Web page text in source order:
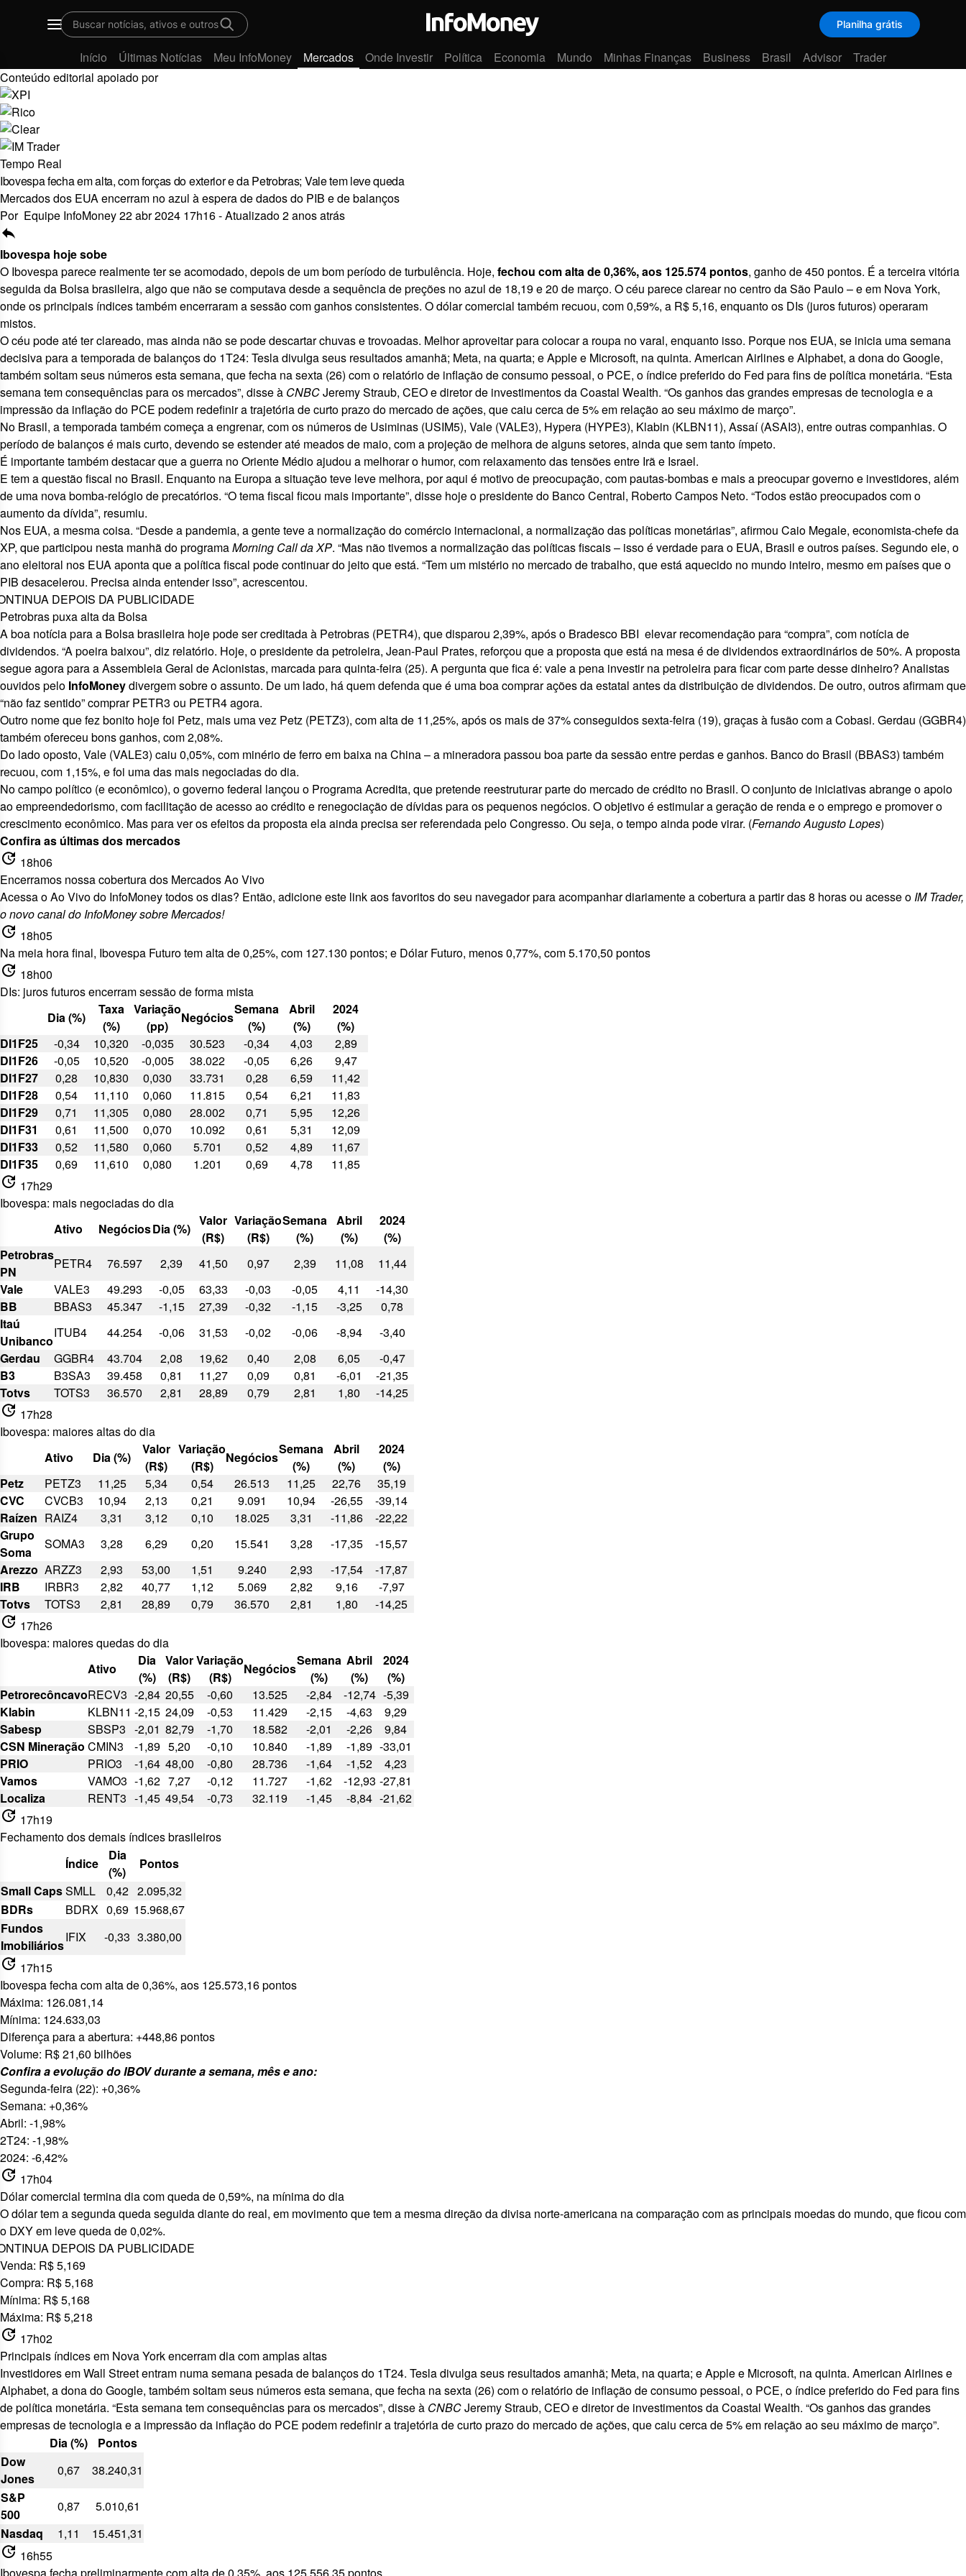
Menu
Buscar notícias, ativos e outros Planilha grátis
Início Últimas Notícias Meu InfoMoney Mercados Onde Investir Política Economia Mundo Minhas Finanças Business Brasil Advisor
Trader
Conteúdo editorial apoiado por
Tempo Real
Ibovespa fecha em alta, com forças do exterior e da Petrobras; Vale tem leve queda
Mercados dos EUA encerram no azul à espera de dados do PIB e de balanços
Por Equipe InfoMoney22 abr 2024 17h16-Atualizado 2 anos atrás
reply
Ibovespa hoje sobe
O Ibovespa parece realmente ter se acomodado, depois de um bom período de turbulência. Hoje, fechou com alta de 0,36%, aos 125.574 pontos, ganho de 450 pontos. É a terceira vitória
seguida da Bolsa brasileira, algo que não se computava desde a sequência de preções no azul de 18,19 e 20 de março. O céu parece clarear no centro da São Paulo – e em Nova York,
onde os principais índices também encerraram a sessão com ganhos consistentes. O dólar comercial também recuou, com 0,59%, a R$ 5,16, enquanto os DIs (juros futuros) operaram
mistos.
O céu pode até ter clareado, mas ainda não se pode descartar chuvas e trovoadas. Melhor aproveitar para colocar a roupa no varal, enquanto isso. Porque nos EUA, se inicia uma semana
decisiva para a temporada de balanços do 1T24: Tesla divulga seus resultados amanhã; Meta, na quarta; e Apple e Microsoft, na quinta. American Airlines e Alphabet, a dona do Google,
também soltam seus números esta semana, que fecha na sexta (26) com o relatório de inflação de consumo pessoal, o PCE, o índice preferido do Fed para fins de política monetária. “Esta
semana tem consequências para os mercados”, disse à CNBCJeremy Straub, CEO e diretor de investimentos da Coastal Wealth. “Os ganhos das grandes empresas de tecnologia e a
impressão da inflação do PCE podem redefinir a trajetória de curto prazo do mercado de ações, que caiu cerca de 5% em relação ao seu máximo de março”.
No Brasil, a temporada também começa a engrenar, com os números de Usiminas (USIM5), Vale (VALE3), Hypera (HYPE3), Klabin (KLBN11), Assaí (ASAI3), entre outras companhias. O
período de balanços é mais curto, devendo se estender até meados de maio, com a projeção de melhora de alguns setores, ainda que sem tanto ímpeto.
É importante também destacar que a guerra no Oriente Médio ajudou a melhorar o humor, com relaxamento das tensões entre Irã e Israel.
E tem a questão fiscal no Brasil. Enquanto na Europaa situação teve leve melhora, por aqui é motivo de preocupação, com pautas-bombas e mais a preocupar governo e investidores, além
de uma nova bomba-relógio de precatórios. “O tema fiscal ficou mais importante”, disse hoje o presidente do Banco Central, Roberto Campos Neto. “Todos estão preocupados com o
aumento da dívida”, resumiu.
Nos EUA, a mesma coisa. “Desde a pandemia, a gente teve a normalização do comércio internacional, a normalização das políticas monetárias”, afirmou Caio Megale, economista-chefe da
XP, que participou nesta manhã do programaMorning Call da XP. “Mas não tivemos a normalização das políticas fiscais – isso é verdade para o EUA, Brasil e outros países. Segundo ele, o
ano eleitoral nos EUA aponta que a política fiscal pode continuar do jeito que está. “Tem um mistério no mercado de trabalho, que está aquecido no mundo inteiro, mesmo em países que o
PIB desacelerou. Precisa ainda entender isso”, acrescentou.
DEPOIS DA PUBLICIDADE
Petrobras puxa alta da Bolsa
A boa notícia para a Bolsa brasileira hoje pode ser creditada à Petrobras (PETR4), que disparou 2,39%, após o Bradesco BBI elevar recomendação para “compra”, com notícia de
dividendos. “A poeira baixou”, diz relatório. Hoje, o presidente da petroleira, Jean-Paul Prates, reforçou quea proposta que está na mesa é de dividendos extraordinários de 50%. A proposta
segue agora para a Assembleia Geral de Acionistas, marcada para quinta-feira (25). A pergunta que fica é: vale a pena investir na petroleira para ficar com parte desse dinheiro? Analistas
ouvidos pelo InfoMoneydivergem sobre o assunto. De um lado, há quem defenda que é uma boa comprar ações da estatal antes da distribuição de dividendos. De outro, outros afirmam que
“não faz sentido” comprar PETR3 ou PETR4 agora.
Outro nome que fez bonito hoje foi Petz, mais uma vez Petz (PETZ3), com alta de 11,25%, após os mais de 37% conseguidos sexta-feira (19), graças à fusão com a Cobasi. Gerdau (GGBR4)
também ofereceu bons ganhos, com 2,08%.
Do lado oposto, Vale (VALE3) caiu 0,05%, com minério de ferro em baixa na China– a mineradora passou boa parte da sessão entre perdas e ganhos. Banco do Brasil (BBAS3) também
recuou, com 1,15%, e foi uma das mais negociadas do dia.
No campo político (e econômico), o governo federal lançou o Programa Acredita, que pretende reestruturar parte do mercado de crédito no Brasil. O conjunto de iniciativas abrange oapoio
ao empreendedorismo, com facilitação de acesso ao crédito e renegociação de dívidas para os pequenos negócios. O objetivo éestimular a geração de renda e o emprego e promover o
crescimento econômico. Mas para ver os efeitos da proposta ela ainda precisa ser referendada pelo Congresso. Ou seja, o tempo ainda pode virar. (Fernando Augusto Lopes)
Confira as últimas dos mercados
update 18h06
Encerramos nossa cobertura dos Mercados Ao Vivo
Acessa o Ao Vivo do InfoMoney todos os dias? Então, adicioneeste link aos favoritosdo seu navegador para acompanhar diariamente a cobertura a partir das 8 horas ou acesse oIM Trader,
onovo canal do InfoMoney sobre Mercados!
update 18h05
Na meia hora final, Ibovespa Futuro tem alta de 0,25%, com 127.130 pontos; e Dólar Futuro, menos 0,77%, com 5.170,50 pontos
update 18h00
DIs: juros futuros encerram sessão de forma mista
Dia (%)
Taxa
(%)
Variação
(pp)
Negócios
Semana
(%)
Abril
(%)
2024
(%)
DI1F25
-0,34 10,320 -0,035 30.523 -0,34 4,03
2,89
DI1F26
-0,05 10,520 -0,005 38.022 -0,05 6,26
9,47
DI1F27
0,28 10,830 0,030 33.731 0,28 6,59
11,42
DI1F28
0,54 11,110 0,060 11.815 0,54 6,21
11,83
DI1F29
0,71 11,305 0,080 28.002 0,71 5,95
12,26
DI1F31
0,61 11,500 0,070 10.092 0,61 5,31
12,09
DI1F33
0,52 11,580 0,060 5.701 0,52 4,89
11,67
DI1F35
0,69 11,610 0,080 1.201 0,69 4,78 11,85
update 17h29
Ibovespa: mais negociadas do dia
Ativo
NegóciosDia (%)
Valor
(R$)
Variação
(R$)
Semana
(%)
Abril
(%)
2024
(%)
Petrobras
PN
PETR4 76.597 2,39 41,50 0,97 2,39 11,08
11,44
Vale
VALE3 49.293 -0,05 63,33 -0,03 -0,05 4,11
-14,30
BB
BBAS3 45.347 -1,15 27,39 -0,32 -1,15 -3,25
0,78
Itaú
Unibanco
ITUB4 44.254 -0,06 31,53 -0,02 -0,06 -8,94
-3,40
Gerdau
GGBR4 43.704 2,08 19,62 0,40 2,08 6,05
-0,47
B3
B3SA3 39.458 0,81 11,27 0,09 0,81 -6,01
-21,35
Totvs
TOTS3 36.570 2,81 28,89 0,79 2,81 1,80 -14,25
update 17h28
Ibovespa: maiores altas do dia
Ativo
Dia (%)
Valor
(R$)
Variação
(R$)
Negócios
Semana
(%)
Abril
(%)
2024
(%)
Petz
PETZ3 11,25 5,34 0,54 26.513 11,25 22,76
35,19
CVC
CVCB3 10,94 2,13 0,21 9.091 10,94 -26,55
-39,14
Raízen RAIZ4 3,31 3,12 0,10 18.025 3,31 -11,86
-22,22
Grupo
Soma
SOMA3 3,28 6,29 0,20 15.541 3,28 -17,35
-15,57
Arezzo ARZZ3 2,93 53,00 1,51 9.240 2,93 -17,54
-17,87
IRB
IRBR3 2,82 40,77 1,12 5.069 2,82 9,16
-7,97
Totvs
TOTS3 2,81 28,89 0,79 36.570 2,81 1,80 -14,25
update 17h26
Ibovespa: maiores quedas do dia
Ativo
Dia
(%)
Valor
(R$)
Variação
(R$)
Negócios
Semana
(%)
Abril
(%)
2024
(%)
PetrorecôncavoRECV3 -2,84 20,55 -0,60 13.525 -2,84 -12,74 -5,39
Klabin
KLBN11 -2,15 24,09 -0,53 11.429 -2,15 -4,63
9,29
Sabesp
SBSP3 -2,01 82,79 -1,70 18.582 -2,01 -2,26
9,84
CSN Mineração CMIN3 -1,89 5,20 -0,10 10.840 -1,89 -1,89 -33,01
PRIO
PRIO3 -1,64 48,00 -0,80 28.736 -1,64 -1,52
4,23
Vamos
VAMO3 -1,62 7,27 -0,12 11.727 -1,62 -12,93 -27,81
Localiza
RENT3 -1,45 49,54 -0,73 32.119 -1,45 -8,84 -21,62
update 17h19
Fechamento dos demais índices brasileiros
Índice
Dia
(%)
Pontos
Small CapsSMLL 0,42 2.095,32
BDRs
BDRX 0,69 15.968,67
Fundos
Imobiliários
IFIX -0,33 3.380,00
update 17h15
Ibovespa fecha com alta de 0,36%, aos 125.573,16 pontos
Máxima: 126.081,14
Mínima: 124.633,03
Diferença para a abertura: +448,86 pontos
Volume: R$ 21,60 bilhões
Confira a evolução do IBOV durante a semana, mês e ano:
Segunda-feira (22): +0,36%
Semana: +0,36%
Abril: -1,98%
2T24: -1,98%
2024: -6,42%
update 17h04
Dólar comercial termina dia com queda de 0,59%, na mínima do dia
O dólar tem a segunda queda seguida diante do real, em movimento que tem a mesma direção da divisa norte-americana na comparação com as principais moedas do mundo, que ficou com
o DXY em leve queda de 0,02%.
DEPOIS DA PUBLICIDADE
Venda: R$ 5,169
Compra: R$ 5,168
Mínima: R$ 5,168
Máxima: R$ 5,218
update 17h02
Principais índices em Nova York encerram dia com amplas altas
Investidores em Wall Street entram numa semana pesada de balanços do 1T24. Tesla divulga seus resultados amanhã; Meta, na quarta; e Apple e Microsoft, na quinta. American Airlines e
Alphabet, a dona do Google, também soltam seus números esta semana, que fecha na sexta (26) com o relatório de inflação de consumo pessoal, o PCE, o índice preferido do Fed para fins
de política monetária. “Esta semana tem consequências para os mercados”, disse à CNBCJeremy Straub, CEO e diretor de investimentos da Coastal Wealth. “Os ganhos das grandes
empresas de tecnologia e a impressão da inflação do PCE podem redefinir a trajetória de curto prazo do mercado de ações, que caiu cerca de 5% em relação ao seu máximo de março”.
Dia (%)
Pontos
Dow
Jones
0,67
38.240,31
S&P
500
0,87
5.010,61
Nasdaq
1,11 15.451,31
update 16h55